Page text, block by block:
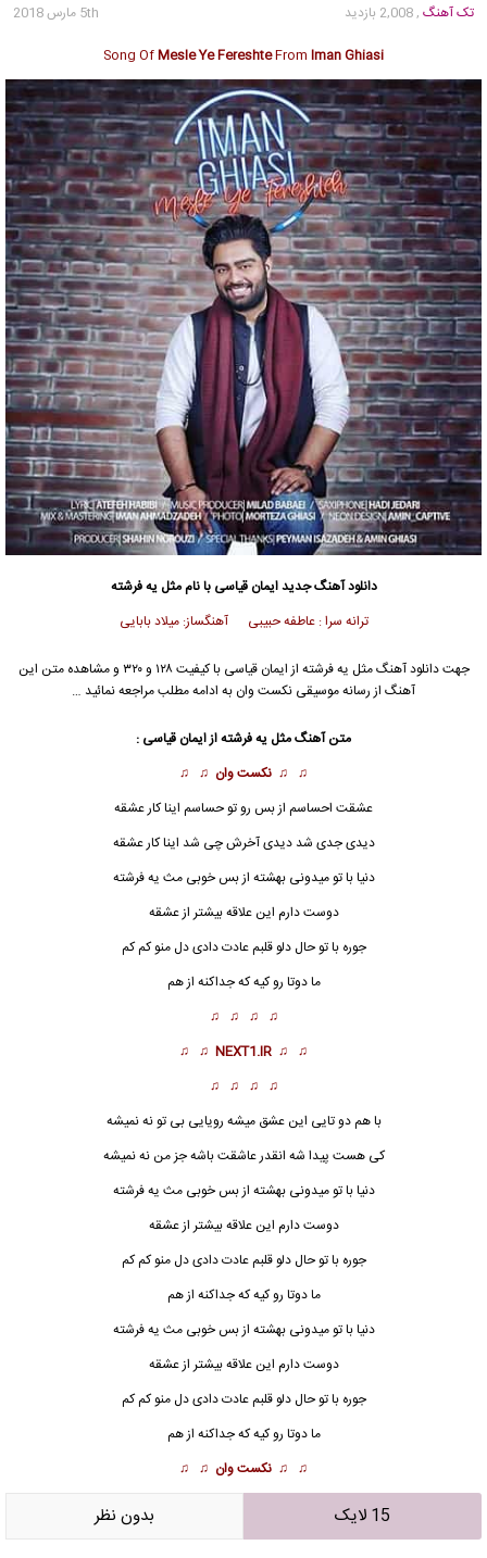
تک آهنگ , 2,008 بازدید
5th مارس 2018
Song OfMesle Ye FereshteFrom Iman Ghiasi
دانلود آهنگ جدیدایمان قیاسی با نام مثل یه فرشته
ترانه سرا : عاطفه حبیبی آهنگساز: میلاد بابایی
جهت دانلود آهنگ مثل یه فرشته از ایمان قیاسی
با کیفیت ۱۲۸ و ۳۲۰ و مشاهده متن این
آهنگ از رسانه موسیقی نکست وان به ادامه مطلب مراجعه نمائید …
متن آهنگمثل یه فرشتهازایمان قیاسی :
♫ ♫ نکست وان ♫ ♫
عشقت احساسم از بس رو تو حساسم اینا کار عشقه
دیدی جدی شد دیدی آخرش چی شد اینا کار عشقه
دنیا با تو میدونی بهشته از بس خوبی مث یهفرشته
دوست دارم این علاقه بیشتر از عشقه
جوره با تو حال دلو قلبم عادت دادی دل منو کم کم
ما دوتا رو کیه که جداکنه از هم
♫ ♫ ♫ ♫
♫ ♫
NEXT1.IR
♫ ♫
♫ ♫ ♫ ♫
با هم دو تایی این عشق میشه رویایی بی تو نه نمیشه
کی هست پیدا شه انقدر عاشقت باشه جز من نه نمیشه
دنیا با تو میدونی بهشته از بس خوبی مث یه فرشته
دوست دارم این علاقه بیشتر از عشقه
جوره با تو حال دلو قلبم عادت دادی دل منو کم کم
ما دوتا رو کیه که جداکنه از هم
دنیا با تو میدونی بهشته از بس خوبی مث یه فرشته
دوست دارم این علاقه بیشتر از عشقه
جوره با تو حال دلو قلبم عادت دادی دل منو کم کم
ما دوتا رو کیه که جداکنه از هم
♫ ♫ نکست وان ♫ ♫
15 لایک بدون نظر